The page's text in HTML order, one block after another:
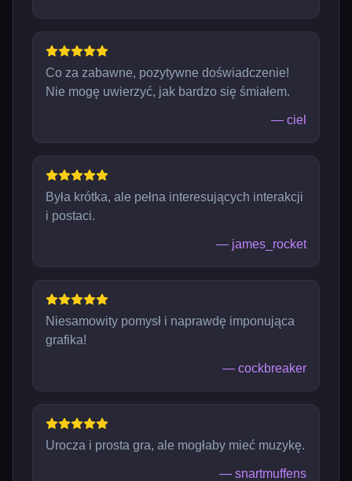
Co za zabawne, pozytywne doświadczenie!
Nie mogę uwierzyć, jak bardzo się śmiałem.
— ciel
Była krótka, ale pełna interesujących interakcji
i postaci.
— james_rocket
Niesamowity pomysł i naprawdę imponująca
grafika!
— cockbreaker
Urocza i prosta gra, ale mogłaby mieć muzykę.
— snartmuffens